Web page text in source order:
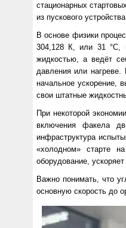
стационарных
из пускового
В основе физики
304,128 К, или 31 °C,
жидкостью, а ведёт
давления или нагреве.
начальное ускорение,
свои штатные
При некоторой
включения факела
инфраструктура
«холодном» старте
оборудование,
Важно понимать, что
основную скорость до